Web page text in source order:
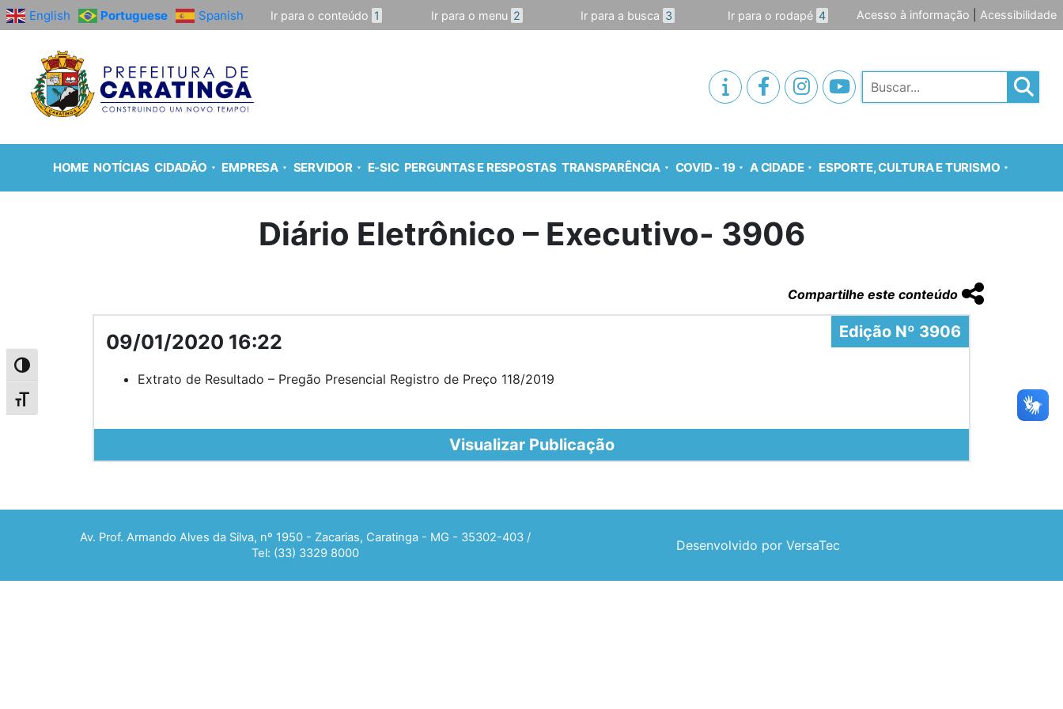
Alternar alto contraste
Alternar tamanho da fonte
English Portuguese Spanish Ir para o conteúdo 1 Ir para o menu 2 Ir para a busca 3 Ir para o rodapé 4 Acesso à informação Acessibilidade
Pesquisar
HOME NOTÍCIAS CIDADÃO EMPRESA SERVIDOR E-SIC PERGUNTAS E RESPOSTAS TRANSPARÊNCIA COVID - 19 A CIDADE ESPORTE, CULTURA E TURISMO
Diário Eletrônico – Executivo- 3906
Compartilhe este conteúdo
Edição Nº 3906
09/01/2020 16:22
Extrato de Resultado – Pregão Presencial Registro de Preço 118/2019
Visualizar Publicação
Av. Prof. Armando Alves da Silva, nº 1950 - Zacarias, Caratinga - MG - 35302-403 /
Tel: (33) 3329 8000
Desenvolvido por VersaTec